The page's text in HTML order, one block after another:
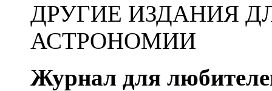
ДРУГИЕ ИЗДАНИЯ
АСТРОНОМИИ
Журнал для